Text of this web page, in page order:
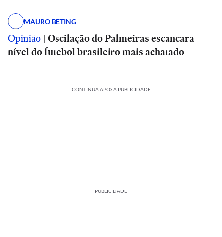
MAURO BETING
Opinião | Oscilação do Palmeiras escancara
nível do futebol brasileiro mais achatado
CONTINUA APÓS A PUBLICIDADE
PUBLICIDADE